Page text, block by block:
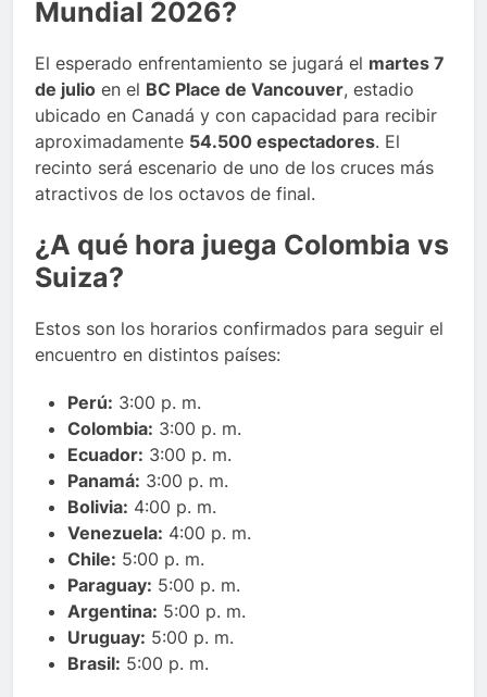
Mundial 2026?
El esperado enfrentamiento se jugará el martes 7
de julio en el BC Place de Vancouver, estadio
ubicado en Canadá y con capacidad para recibir
aproximadamente 54.500 espectadores. El
recinto será escenario de uno de los cruces más
atractivos de los octavos de final.
¿A qué hora juega Colombia vs
Suiza?
Estos son los horarios confirmados para seguir el
encuentro en distintos países:
Perú: 3:00 p. m.
Colombia: 3:00 p. m.
Ecuador: 3:00 p. m.
Panamá: 3:00 p. m.
Bolivia: 4:00 p. m.
Venezuela: 4:00 p. m.
Chile: 5:00 p. m.
Paraguay: 5:00 p. m.
Argentina: 5:00 p. m.
Uruguay: 5:00 p. m.
Brasil: 5:00 p. m.